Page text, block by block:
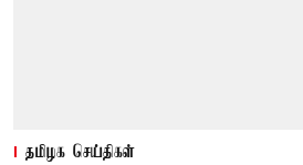
தமிழக செய்திகள்